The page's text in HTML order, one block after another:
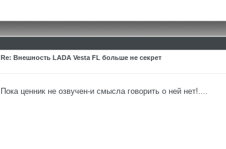
Re: Внешность LADA Vesta FL больше не секрет
Пока ценник не озвучен-и смысла говорить о ней нет!....